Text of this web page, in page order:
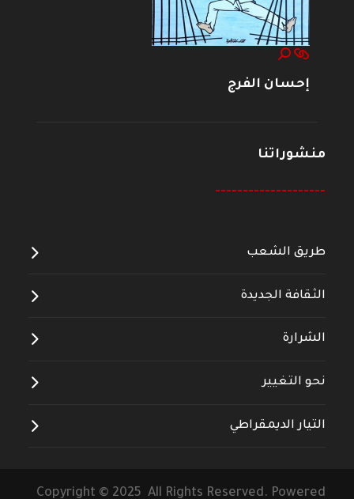
إحسان الفرج
منشوراتنا
--------------------
طريق الشعب
الثقافة الجديدة
الشرارة
نحو التغيير
التيار الديمقراطي
Copyright © 2025 All Rights Reserved. Powered